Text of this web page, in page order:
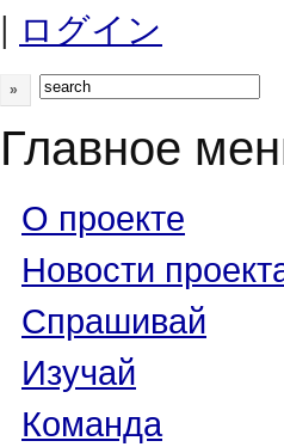
| ログイン
»
Главное
О проекте
Новости
Спрашивай
Изучай
Команда